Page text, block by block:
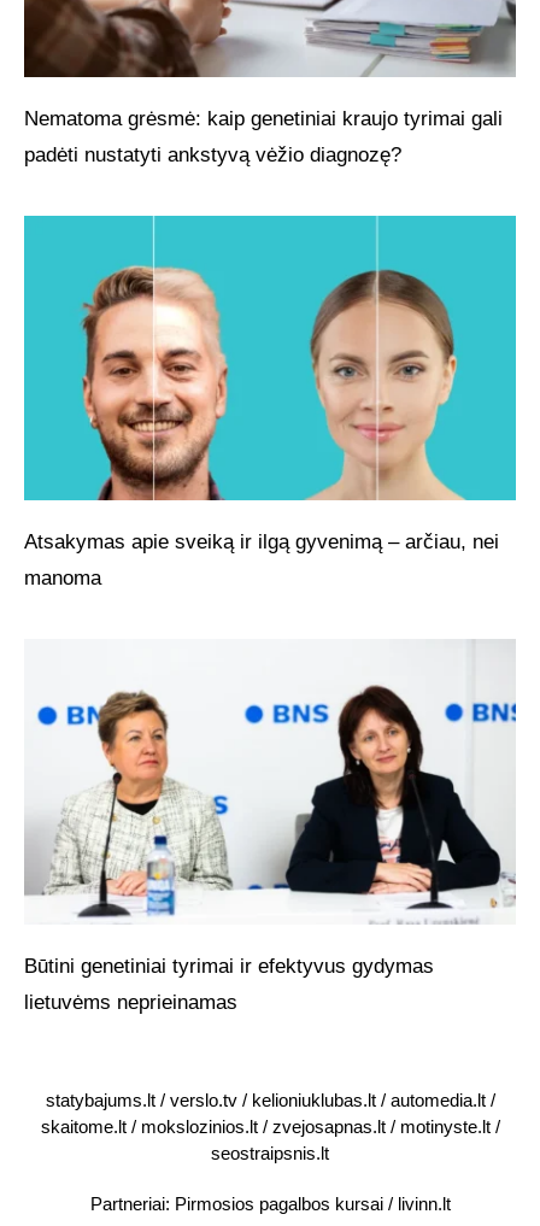
Nematoma grėsmė: kaip genetiniai kraujo tyrimai gali
padėti nustatyti ankstyvą vėžio diagnozę?
Atsakymas apie sveiką ir ilgą gyvenimą – arčiau, nei
manoma
Būtini genetiniai tyrimai ir efektyvus gydymas
lietuvėms neprieinamas
statybajums.lt/ verslo.tv/ kelioniuklubas.lt/ automedia.lt/
skaitome.lt/ mokslozinios.lt/ zvejosapnas.lt/ motinyste.lt/
seostraipsnis.lt
Partneriai: Pirmosios pagalbos kursai/ livinn.lt